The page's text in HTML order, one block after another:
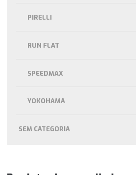
PIRELLI
RUN FLAT
SPEEDMAX
YOKOHAMA
SEM CATEGORIA